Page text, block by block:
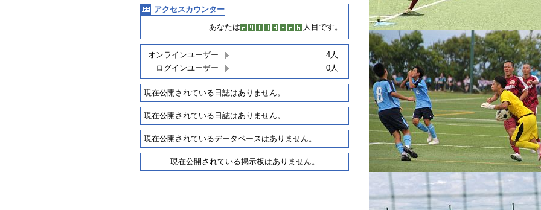
アクセスカウンター
あなたは
人目です。
オンラインユーザー
4人
ログインユーザー
0人
現在公開されている日誌はありません。
現在公開されている日誌はありません。
現在公開されているデータベースはありません。
現在公開されている掲示板はありません。